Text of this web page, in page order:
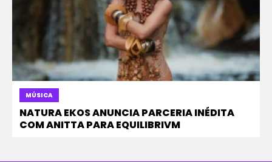
MÚSICA
NATURA EKOS ANUNCIA PARCERIA INÉDITA
COM ANITTA PARA EQUILIBRIVM